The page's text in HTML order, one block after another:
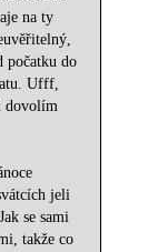
na ty
počatku do
Ufff,
dovolím
jeli
se sami
takže co